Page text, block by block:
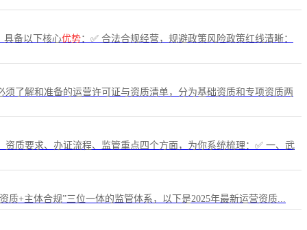
具备以下核心优势：✅ 合法合规经营，规避政策风险政策红线清晰：
了解和准备的运营许可证与资质清单，分为基础资质和专项资质两
质要求、办证流程、监管重点四个方面，为你系统梳理：✅ 一、武
+主体合规”三位一体的监管体系，以下是2025年最新运营资质...